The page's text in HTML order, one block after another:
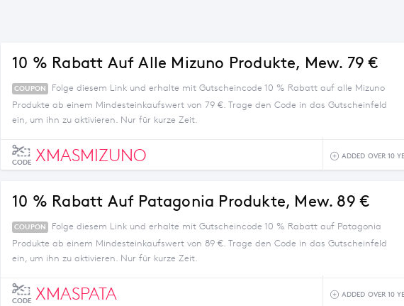
10 % Rabatt Auf Alle Mizuno Produkte, Mew. 79 €
COUPON
Folge diesem Link und erhalte mit Gutscheincode 10 % Rabatt auf alle Mizuno
Produkte ab einem Mindesteinkaufswert von 79 €. Trage den Code in das Gutscheinfeld
ein, um ihn zu aktivieren. Nur für kurze Zeit.
CODE XMASMIZUNO ADDED OVER 10
10 % Rabatt Auf Patagonia Produkte, Mew. 89 €
COUPON
Folge diesem Link und erhalte mit Gutscheincode 10 % Rabatt auf Patagonia
Produkte ab einem Mindesteinkaufswert von 89 €. Trage den Code in das Gutscheinfeld
ein, um ihn zu aktivieren. Nur für kurze Zeit.
CODE XMASPATA ADDED OVER 10